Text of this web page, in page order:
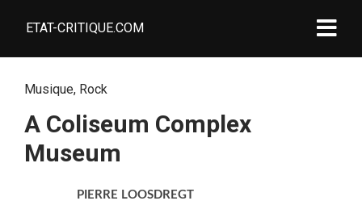
ETAT-CRITIQUE.COM
Musique, Rock
A Coliseum Complex
Museum
PIERRE LOOSDREGT